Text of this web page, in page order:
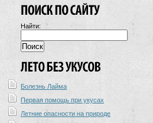
Найти:
Болезнь Лайма
Первая помощь при укусах
Летние опасности на природе